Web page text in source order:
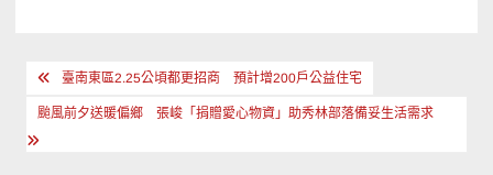
文
章
導
臺南東區2.25公頃都更招商 預計增200戶公益住宅
颱風前夕送暖偏鄉 張峻「捐贈愛心物資」助秀林部落備妥生活需求